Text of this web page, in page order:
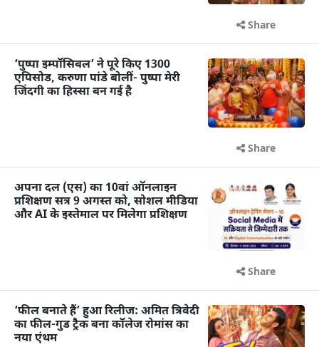
Share
‘पुष्पा इम्पॉसिबल’ ने पूरे किए 1300
एपिसोड, करुणा पांडे बोलीं- पुष्पा मेरी
जिंदगी का हिस्सा बन गई है
Share
अपना दल (एस) का 10वां ऑनलाइन
प्रशिक्षण सत्र 9 अगस्त को, सोशल मीडिया
और AI के इस्तेमाल पर मिलेगा प्रशिक्षण
Share
‘फील बनाते हैं’ हुआ रिलीज: अमित त्रिवेदी
का फील-गुड ट्रैक बना कॉलेज रोमांस का
नया एंथम